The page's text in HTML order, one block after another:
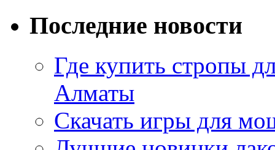
Последние новости
Где купить стропы
Алматы
Скачать игры для